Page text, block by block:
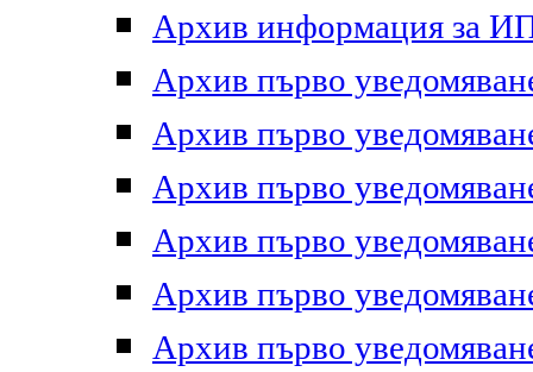
Архив информация за
Архив първо
Архив първо
Архив първо
Архив първо
Архив първо
Архив първо